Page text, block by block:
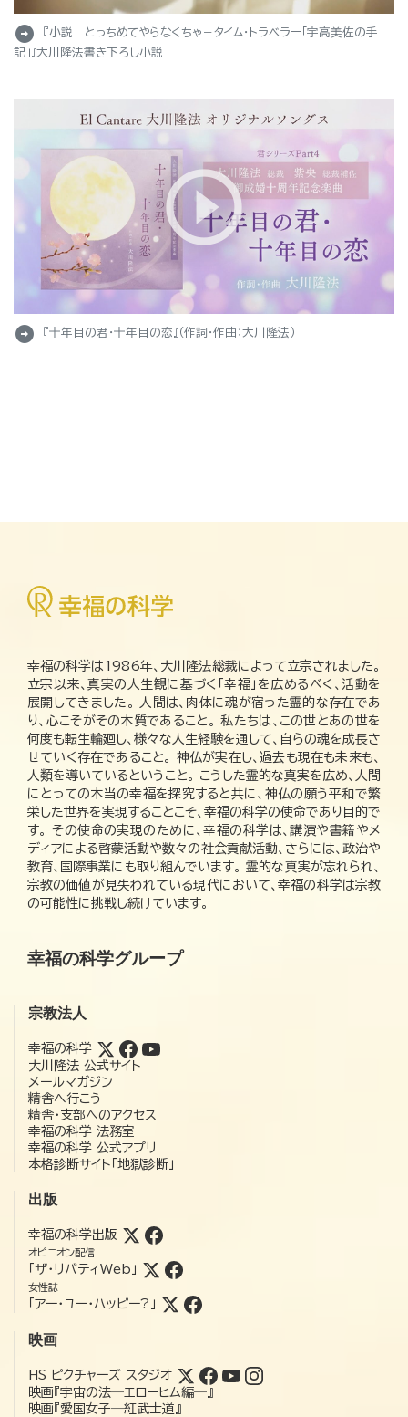
arrow_circle_right
『小説 とっちめてやらなくちゃ－タイム・トラベラー「宇高美佐の手
記」』大川隆法書き下ろし小説
arrow_circle_right 『十年目の君・十年目の恋』（作詞・作曲：大川隆法）
幸福の科学は1986年、大川隆法総裁によって立宗されました。
立宗以来、真実の人生観に基づく「幸福」を広めるべく、活動を
展開してきました。 人間は、肉体に魂が宿った霊的な存在であ
り、心こそがその本質であること。 私たちは、この世とあの世を
何度も転生輪廻し、様々な人生経験を通して、自らの魂を成長さ
せていく存在であること。 神仏が実在し、過去も現在も未来も、
人類を導いているということ。 こうした霊的な真実を広め、人間
にとっての本当の幸福を探究すると共に、神仏の願う平和で繁
栄した世界を実現することこそ、幸福の科学の使命であり目的で
す。 その使命の実現のために、幸福の科学は、講演や書籍やメ
ディアによる啓蒙活動や数々の社会貢献活動、さらには、政治や
教育、国際事業にも取り組んでいます。 霊的な真実が忘れられ、
宗教の価値が見失われている現代において、幸福の科学は宗教
の可能性に挑戦し続けています。
幸福の科学グループ
宗教法人
幸福の科学
大川隆法 公式サイト
メールマガジン
精舎へ行こう
精舎・支部へのアクセス
幸福の科学 法務室
幸福の科学 公式アプリ
本格診断サイト「地獄診断」
出版
幸福の科学出版
オピニオン配信
「ザ・リバティWeb」
女性誌
「アー・ユー・ハッピー?」
映画
HS ピクチャーズ スタジオ
映画『宇宙の法―エローヒム編―』
映画『愛国女子―紅武士道』